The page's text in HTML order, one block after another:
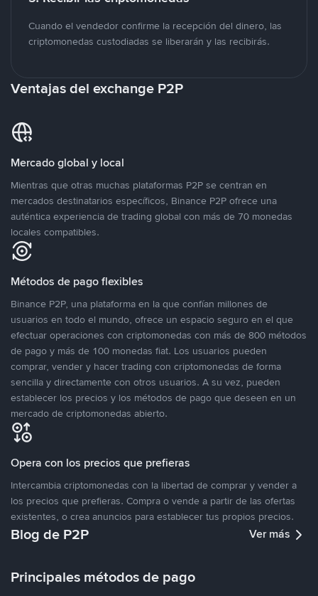
Cuando el vendedor confirme la recepción del dinero, las
criptomonedas custodiadas se liberarán y las recibirás.
Ventajas del exchange P2P
Mercado global y local
Mientras que otras muchas plataformas P2P se centran en
mercados destinatarios específicos, Binance P2P ofrece una
auténtica experiencia de trading global con más de 70 monedas
locales compatibles.
Métodos de pago flexibles
Binance P2P, una plataforma en la que confían millones de
usuarios en todo el mundo, ofrece un espacio seguro en el que
efectuar operaciones con criptomonedas con más de 800 métodos
de pago y más de 100 monedas fiat. Los usuarios pueden
comprar, vender y hacer trading con criptomonedas de forma
sencilla y directamente con otros usuarios. A su vez, pueden
establecer los precios y los métodos de pago que deseen en un
mercado de criptomonedas abierto.
Opera con los precios que prefieras
Intercambia criptomonedas con la libertad de comprar y vender a
los precios que prefieras. Compra o vende a partir de las ofertas
existentes, o crea anuncios para establecer tus propios precios.
Blog de P2P Ver más
Principales métodos de pago